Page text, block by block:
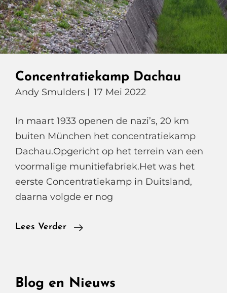
Concentratiekamp Dachau
Andy Smulders 17 Mei 2022
In maart 1933 openen de nazi’s, 20 km
buiten München het concentratiekamp
Dachau.Opgericht op het terrein van een
voormalige munitiefabriek.Het was het
eerste Concentratiekamp in Duitsland,
daarna volgde er nog
Lees Verder
Concentratiekamp
Blog en Nieuws